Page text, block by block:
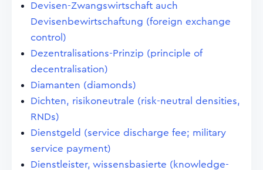
Devisen-Zwangswirtschaft auch
Devisenbewirtschaftung (foreign exchange
control)
Dezentralisations-Prinzip (principle of
decentralisation)
Diamanten (diamonds)
Dichten, risikoneutrale (risk-neutral densities,
RNDs)
Dienstgeld (service discharge fee; military
service payment)
Dienstleister, wissensbasierte (knowledge-